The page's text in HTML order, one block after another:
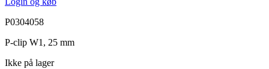
P0304058
P-clip W1, 25 mm
Ikke på lager